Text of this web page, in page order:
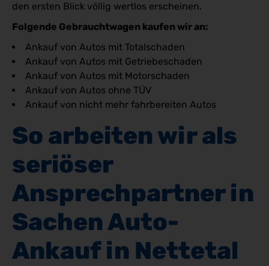
den ersten Blick völlig wertlos erscheinen.
Folgende Gebrauchtwagen kaufen wir an:
Ankauf von Autos mit Totalschaden
Ankauf von Autos mit Getriebeschaden
Ankauf von Autos mit Motorschaden
Ankauf von Autos ohne TÜV
Ankauf von nicht mehr fahrbereiten Autos
So arbeiten wir als
seriöser
Ansprechpartner in
Sachen Auto-
Ankauf in Nettetal